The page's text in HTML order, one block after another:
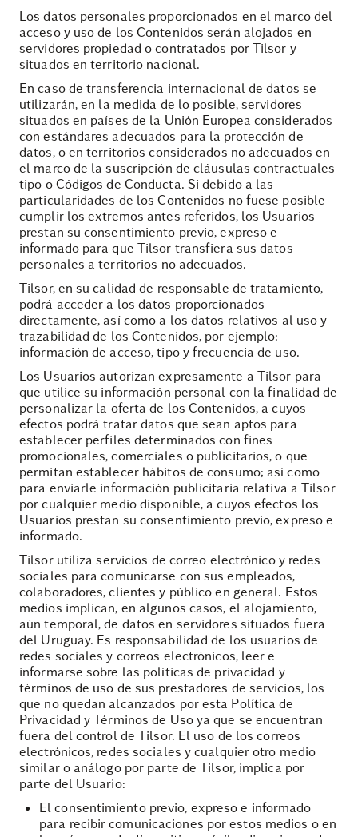
Los datos personales proporcionados en el marco del
acceso y uso de los Contenidos serán alojados en
servidores propiedad o contratados por Tilsor y
situados en territorio nacional.
En caso de transferencia internacional de datos se
utilizarán, en la medida de lo posible, servidores
situados en países de la Unión Europea considerados
con estándares adecuados para la protección de
datos, o en territorios considerados no adecuados en
el marco de la suscripción de cláusulas contractuales
tipo o Códigos de Conducta. Si debido a las
particularidades de los Contenidos no fuese posible
cumplir los extremos antes referidos, los Usuarios
prestan su consentimiento previo, expreso e
informado para que Tilsor transfiera sus datos
personales a territorios no adecuados.
Tilsor, en su calidad de responsable de tratamiento,
podrá acceder a los datos proporcionados
directamente, así como a los datos relativos al uso y
trazabilidad de los Contenidos, por ejemplo:
información de acceso, tipo y frecuencia de uso.
Los Usuarios autorizan expresamente a Tilsor para
que utilice su información personal con la finalidad de
personalizar la oferta de los Contenidos, a cuyos
efectos podrá tratar datos que sean aptos para
establecer perfiles determinados con fines
promocionales, comerciales o publicitarios, o que
permitan establecer hábitos de consumo; así como
para enviarle información publicitaria relativa a Tilsor
por cualquier medio disponible, a cuyos efectos los
Usuarios prestan su consentimiento previo, expreso e
informado.
Tilsor utiliza servicios de correo electrónico y redes
sociales para comunicarse con sus empleados,
colaboradores, clientes y público en general. Estos
medios implican, en algunos casos, el alojamiento,
aún temporal, de datos en servidores situados fuera
del Uruguay. Es responsabilidad de los usuarios de
redes sociales y correos electrónicos, leer e
informarse sobre las políticas de privacidad y
términos de uso de sus prestadores de servicios, los
que no quedan alcanzados por esta Política de
Privacidad y Términos de Uso ya que se encuentran
fuera del control de Tilsor. El uso de los correos
electrónicos, redes sociales y cualquier otro medio
similar o análogo por parte de Tilsor, implica por
parte del Usuario:
El consentimiento previo, expreso e informado
para recibir comunicaciones por estos medios o en